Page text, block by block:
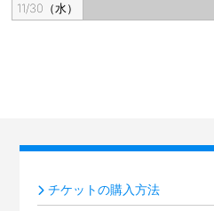
11/30（水）
チケットの購入方法